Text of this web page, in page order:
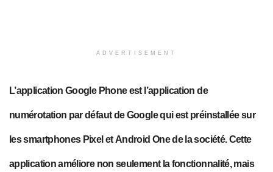
ADVERTISEMENT
L’application Google Phone est l’application de
numérotation par défaut de Google qui est préinstallée sur
les smartphones Pixel et Android One de la société.Cette
application améliore non seulement la fonctionnalité, mais